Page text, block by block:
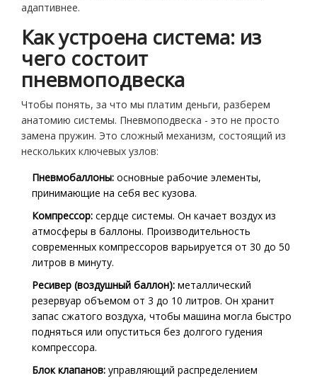
адаптивнее.
Как устроена система: из
чего состоит
пневмоподвеска
Чтобы понять, за что мы платим деньги, разберем
анатомию системы. Пневмоподвеска - это не просто
замена пружин. Это сложный механизм, состоящий из
нескольких ключевых узлов:
Пневмобаллоны: основные рабочие элементы,
принимающие на себя вес кузова.
Компрессор: сердце системы. Он качает воздух из
атмосферы в баллоны. Производительность
современных компрессоров варьируется от 30 до 50
литров в минуту.
Ресивер (воздушный баллон): металлический
резервуар объемом от 3 до 10 литров. Он хранит
запас сжатого воздуха, чтобы машина могла быстро
подняться или опуститься без долгого гудения
компрессора.
Блок клапанов: управляющий распределением